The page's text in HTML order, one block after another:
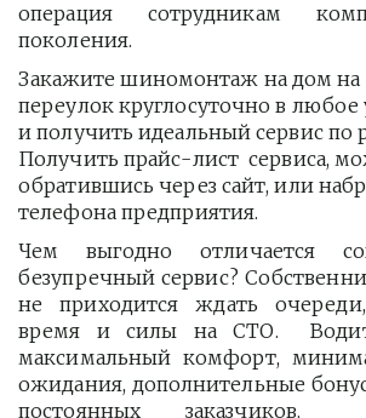
операция сотрудникам
поколения.
Закажите шиномонтаж на дом на
переулок круглосуточно в любое
и получить идеальный сервис по
Получить прайс-лист  сервиса,
обратившись через сайт, или
телефона предприятия.
Чем выгодно отличается
безупречный сервис?
не приходится ждать
время и силы на СТО.
максимальный комфорт,
ожидания, дополнительные
постоянных заказчиков.